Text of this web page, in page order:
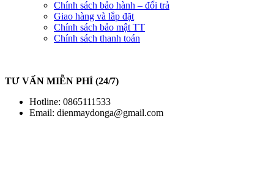
Chính sách bảo hành – đổi trả
Giao hàng và lắp đặt
Chính sách bảo mật TT
Chính sách thanh toán
TƯ VẤN MIỄN PHÍ (24/7)
Hotline: 0865111533
Email: dienmaydonga@gmail.com